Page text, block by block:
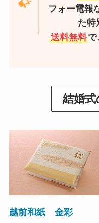
フォー電報
た特
送料無料
結婚式
越前和紙 金彩